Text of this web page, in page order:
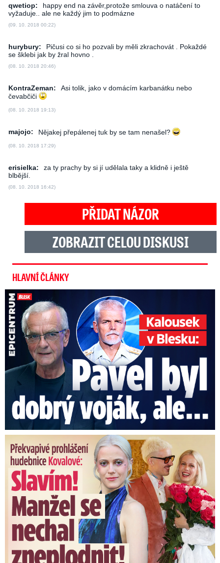
qwetiop:
happy end na závěr,protože smlouva o natáčení to
vyžaduje.. ale ne každý jim to podmázne
(09. 10. 2018 00:22)
hurybury:
Pičusi co si ho pozvali by měli zkrachovát . Pokaždé
se šklebi jak by žral hovno .
(08. 10. 2018 20:46)
KontraZeman:
Asi tolik, jako v domácím karbanátku nebo
čevabčiči
(08. 10. 2018 19:13)
majojo: Nějakej přepálenej tuk by se tam nenašel?
(08. 10. 2018 17:29)
erisielka:
za ty prachy by si jí udělala taky a klidně i ještě
blbější.
(08. 10. 2018 16:42)
PŘIDAT NÁZOR
ZOBRAZIT CELOU DISKUSI
HLAVNÍ ČLÁNKY
Kalousek o prezidentovi: S Pavlem jsem se nesmířil!
Překvapivé prohlášení hudebnice Kovalové: Slavím! Manžel se ...